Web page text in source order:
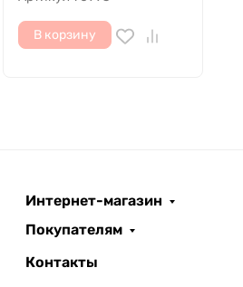
В корзину
Интернет-магазин
Покупателям
Контакты